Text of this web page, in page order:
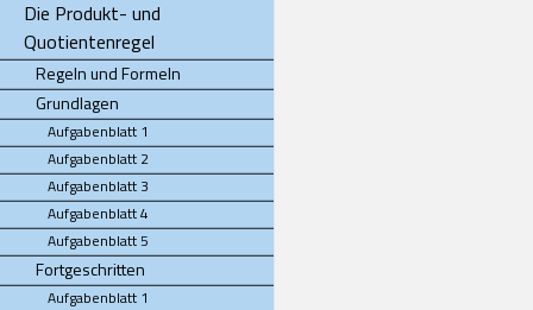
Die Produkt- und
Quotientenregel
Regeln und Formeln
Grundlagen
Aufgabenblatt 1
Aufgabenblatt 2
Aufgabenblatt 3
Aufgabenblatt 4
Aufgabenblatt 5
Fortgeschritten
Aufgabenblatt 1